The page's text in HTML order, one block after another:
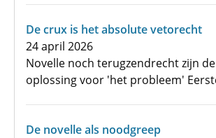
De crux is het absolute vetorecht
24 april 2026
Novelle noch terugzendrecht zijn
oplossing voor 'het probleem'
De novelle als noodgreep